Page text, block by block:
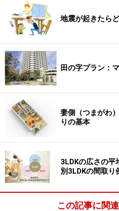
お客様をお迎えする玄関
テラスinの玄関は戸建て感覚にな
この間取りの一番の特徴は、
られていることです（【図
般的に北側の共用廊下に面し
多く、南玄関は珍しいと言え
す。
この間取りのように南側にあ
花や緑をしつらえれば、お
地震が起きたら
田の字プラン：
妻側（つまがわ
りの基本
3LDKの広さの平
別3LDKの間取り
この記事に関